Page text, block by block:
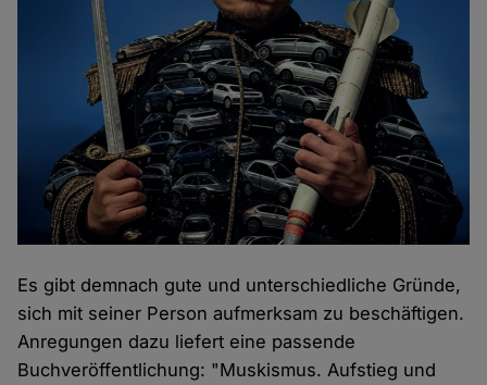
Es gibt demnach gute und unterschiedliche Gründe,
sich mit seiner Person aufmerksam zu beschäftigen.
Anregungen dazu liefert eine passende
Buchveröffentlichung: "Muskismus. Aufstieg und